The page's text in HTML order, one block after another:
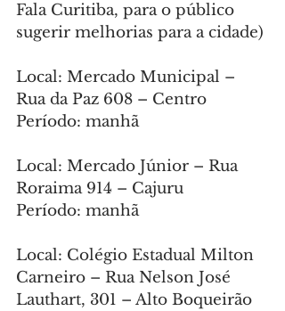
Fala Curitiba, para o público
sugerir melhorias para a cidade)
Local: Mercado Municipal –
Rua da Paz 608 – Centro
Período: manhã
Local: Mercado Júnior – Rua
Roraima 914 – Cajuru
Período: manhã
Local: Colégio Estadual Milton
Carneiro – Rua Nelson José
Lauthart, 301 – Alto Boqueirão